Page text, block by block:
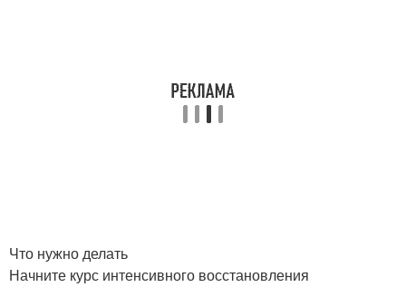
Что нужно делать
Начните курс интенсивного восстановления